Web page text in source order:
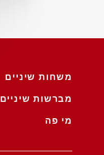
משחות שיניים
מברשות שיניים
מי פה